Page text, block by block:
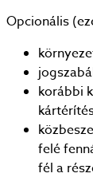
Opcionális
korábbi
felé
fél a